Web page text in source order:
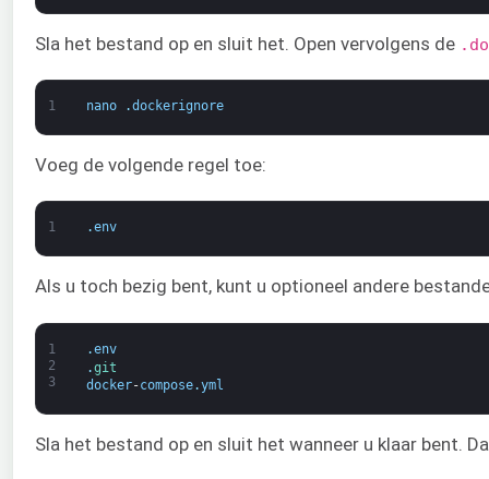
Sla het bestand op en sluit het. Open vervolgens de
1 nano .dockerignore
Voeg de volgende regel toe:
1 .env
Als u toch bezig bent, kunt u optioneel andere
1
2
3
.env
.git
docker-compose.yml
Sla het bestand op en sluit het wanneer u klaar bent.